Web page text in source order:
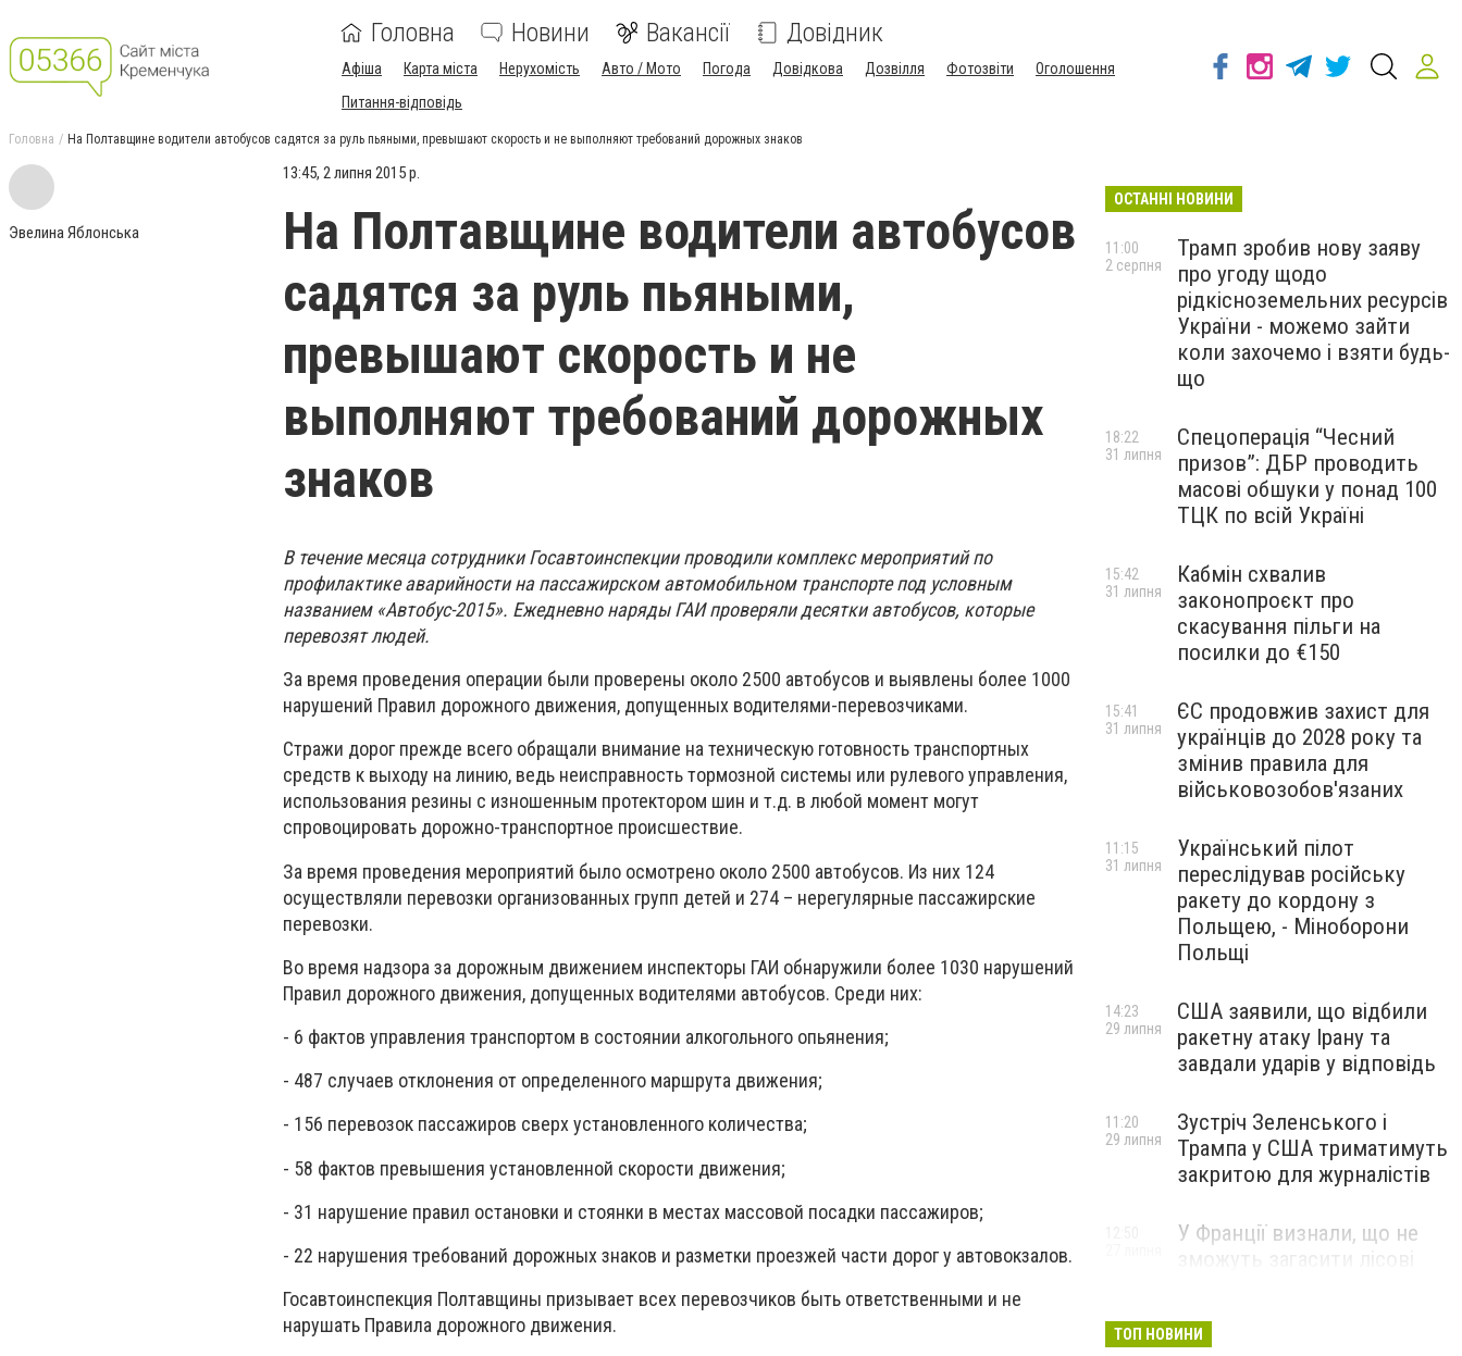
Головна Новини Вакансії Довідник
Афіша Карта міста Нерухомість Авто / Мото Погода Довідкова Дозвілля Фотозвіти
Оголошення
Питання-відповідь
Головна На Полтавщине водители автобусов садятся за руль пьяными, превышают скорость и не выполняют требований дорожных знаков
Эвелина Яблонська
13:45, 2 липня 2015 р.
На Полтавщине водители автобусов
садятся за руль пьяными,
превышают скорость и не
выполняют требований дорожных
знаков
В течение месяца сотрудники Госавтоинспекции проводили комплекс мероприятий по
профилактике аварийности на пассажирском автомобильном транспорте под условным
названием «Автобус-2015». Ежедневно наряды ГАИ проверяли десятки автобусов, которые
перевозят людей.
За время проведения операции были проверены около 2500 автобусов и выявлены более 1000
нарушений Правил дорожного движения, допущенных водителями-перевозчиками.
Стражи дорог прежде всего обращали внимание на техническую готовность транспортных
средств к выходу на линию, ведь неисправность тормозной системы или рулевого управления,
использования резины с изношенным протектором шин и т.д. в любой момент могут
спровоцировать дорожно-транспортное происшествие.
За время проведения мероприятий было осмотрено около 2500 автобусов. Из них 124
осуществляли перевозки организованных групп детей и 274 – нерегулярные пассажирские
перевозки.
Во время надзора за дорожным движением инспекторы ГАИ обнаружили более 1030 нарушений
Правил дорожного движения, допущенных водителями автобусов. Среди них:
- 6 фактов управления транспортом в состоянии алкогольного опьянения;
- 487 случаев отклонения от определенного маршрута движения;
- 156 перевозок пассажиров сверх установленного количества;
- 58 фактов превышения установленной скорости движения;
- 31 нарушение правил остановки и стоянки в местах массовой посадки пассажиров;
- 22 нарушения требований дорожных знаков и разметки проезжей части дорог у автовокзалов.
Госавтоинспекция Полтавщины призывает всех перевозчиков быть ответственными и не
нарушать Правила дорожного движения.
ОСТАННІ НОВИНИ
Трамп зробив нову заяву
про угоду щодо
рідкісноземельних ресурсів
України - можемо зайти
коли захочемо і взяти будь-
що
11:00
2 серпня
Спецоперація “Чесний
призов”: ДБР проводить
масові обшуки у понад 100
ТЦК по всій Україні
18:22
31 липня
Кабмін схвалив
законопроєкт про
скасування пільги на
посилки до €150
15:42
31 липня
ЄС продовжив захист для
українців до 2028 року та
змінив правила для
військовозобов'язаних
15:41
31 липня
Український пілот
переслідував російську
ракету до кордону з
Польщею, - Міноборони
Польщі
11:15
31 липня
США заявили, що відбили
ракетну атаку Ірану та
завдали ударів у відповідь
14:23
29 липня
Зустріч Зеленського і
Трампа у США триматимуть
закритою для журналістів
11:20
29 липня
У Франції визнали, що не
ТОП НОВИНИ